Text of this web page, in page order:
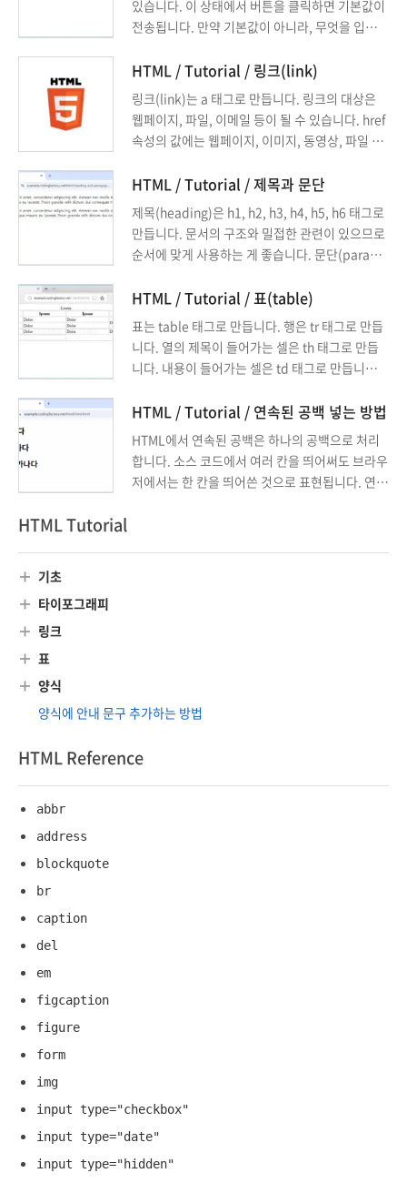
있습니다. 이 상태에서 버튼을 클릭하면 기본값이
전송됩니다. 만약 기본값이 아니라, 무엇을 입력해
der를 사용합니다. 화면 상에는 그 문자열이 보이
지만, 버튼을 클릭했을 때 아무 값도 전송되지 않
습니다.
HTML / Tutorial / 링크(link)
링크(link)는 a 태그로 만듭니다. 링크의 대상은
웹페이지, 파일, 이메일 등이 될 수 있습니다. href
속성의 값에는 웹페이지, 이미지, 동영상, 파일 등
상 플레이어가 실행되거나, 파일이 다운로드 되는
등 웹브라우저의 설정에 따라 처리됩니다.
HTML / Tutorial / 제목과 문단
제목(heading)은 h1, h2, h3, h4, h5, h6 태그로
만듭니다. 문서의 구조와 밀접한 관련이 있으므로
순서에 맞게 사용하는 게 좋습니다. 문단(paragra
격이 큽니다. 문단 내에서 줄바꿈을 하고 싶다면 b
r 태그를 이용합니다.
HTML / Tutorial / 표(table)
표는 table 태그로 만듭니다. 행은 tr 태그로 만듭
니다. 열의 제목이 들어가는 셀은 th 태그로 만듭
니다. 내용이 들어가는 셀은 td 태그로 만듭니다.
구분 지을 수도 있습니다.
HTML / Tutorial / 연속된 공백 넣는 방법
HTML에서 연속된 공백은 하나의 공백으로 처리
합니다. 소스 코드에서 여러 칸을 띄어써도 브라우
저에서는 한 칸을 띄어쓴 것으로 표현됩니다. 연속
HTML Tutorial
기초
타이포그래피
링크
표
양식
양식에 안내 문구 추가하는 방법
HTML Reference
abbr
address
blockquote
br
caption
del
em
figcaption
figure
form
img
input type="checkbox"
input type="date"
input type="hidden"